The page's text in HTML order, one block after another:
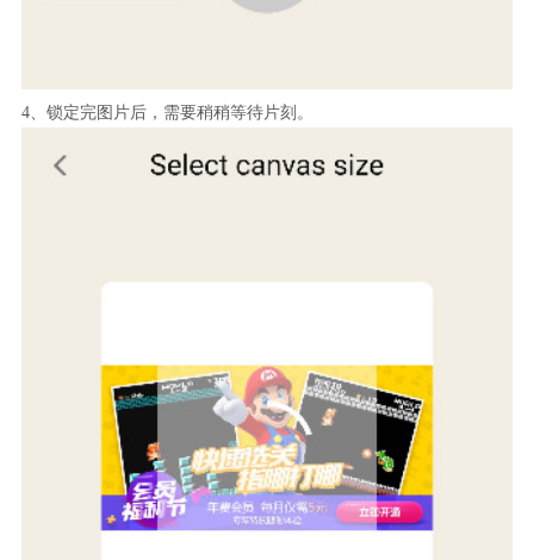
4、锁定完图片后，需要稍稍等待片刻。